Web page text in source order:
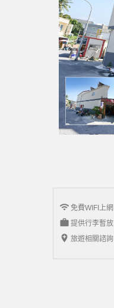
wifi 免費WIFI上網
work 提供行李暫放
add_location 旅遊相關諮詢